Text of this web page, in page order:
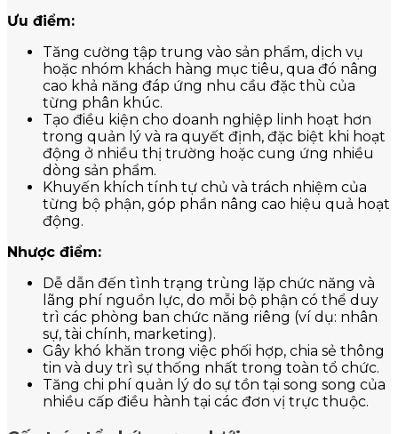
Ưu điểm:
Tăng cường tập trung vào sản phẩm, dịch vụ
hoặc nhóm khách hàng mục tiêu, qua đó nâng
cao khả năng đáp ứng nhu cầu đặc thù của
từng phân khúc.
Tạo điều kiện cho doanh nghiệp linh hoạt hơn
trong quản lý và ra quyết định, đặc biệt khi hoạt
động ở nhiều thị trường hoặc cung ứng nhiều
dòng sản phẩm.
Khuyến khích tính tự chủ và trách nhiệm của
từng bộ phận, góp phần nâng cao hiệu quả hoạt
động.
Nhược điểm:
Dễ dẫn đến tình trạng trùng lặp chức năng và
lãng phí nguồn lực, do mỗi bộ phận có thể duy
trì các phòng ban chức năng riêng (ví dụ: nhân
sự, tài chính, marketing).
Gây khó khăn trong việc phối hợp, chia sẻ thông
tin và duy trì sự thống nhất trong toàn tổ chức.
Tăng chi phí quản lý do sự tồn tại song song của
nhiều cấp điều hành tại các đơn vị trực thuộc.